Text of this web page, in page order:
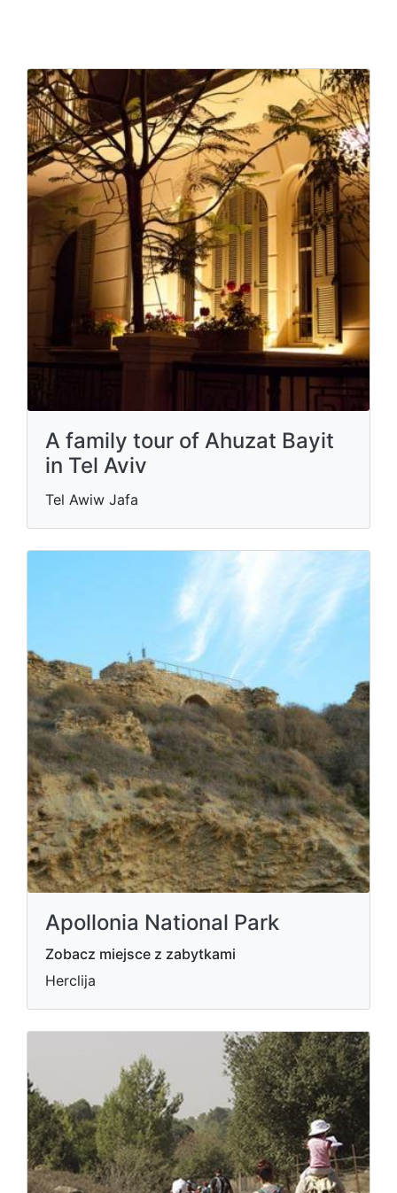
A family tour of Ahuzat Bayit
in Tel Aviv
Tel Awiw Jafa
Apollonia National Park
Zobacz miejsce z zabytkami
Herclija